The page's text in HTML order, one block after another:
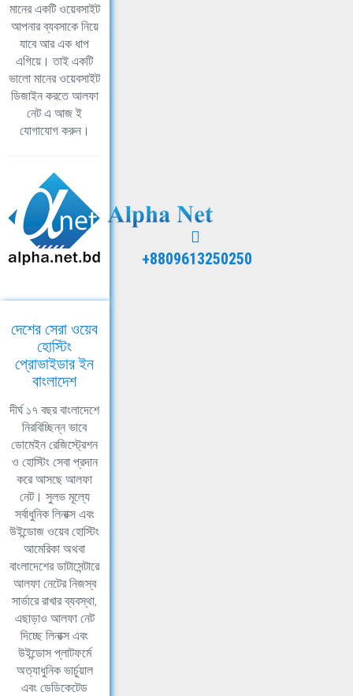
মানের একটি ওয়েবসাইট
আপনার ব্যবসাকে নিয়ে
যাবে আর এক ধাপ
এগিয়ে। তাই একটি
ভালো মানের ওয়েবসাইট
ডিজাইন করতে আলফা
নেট এ আজ ই
যোগাযোগ করুন।
+8809613250250
দেশের সেরা ওয়েব
হোস্টিং
প্রোভাইডার ইন
বাংলাদেশ
দীর্ঘ ১৭ বছর বাংলাদেশে
নিরবিচ্ছিন্ন ভাবে
ডোমেইন রেজিস্ট্রেশন
ও হোস্টিং সেবা প্রদান
করে আসছে আলফা
নেট। সুলভ মূল্যে
সর্বাধুনিক লিনাক্স এবং
উইন্ডোজ ওয়েব হোস্টিং
আমেরিকা অথবা
বাংলাদেশের ডাটাসেন্টারে
আলফা নেটের নিজস্ব
সার্ভারে রাখার ব্যবস্থা,
এছাড়াও আলফা নেট
দিচ্ছে লিনাক্স এবং
উইন্ডোস প্লাটফর্মে
অত্যাধুনিক ভার্চুয়াল
এবং ডেডিকেটেড